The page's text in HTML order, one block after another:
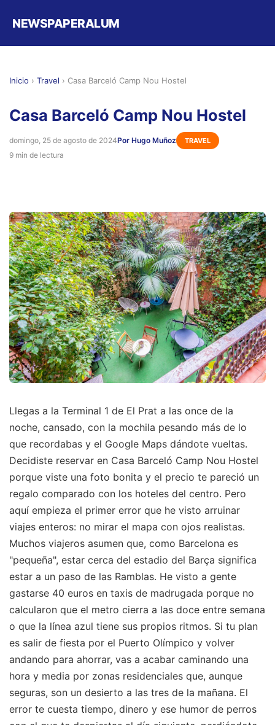
NEWSPAPERALUM
Inicio › Travel › Casa Barceló Camp Nou Hostel
Casa Barceló Camp Nou Hostel
domingo, 25 de agosto de 2024Por Hugo Muñoz TRAVEL
9 min de lectura
Llegas a la Terminal 1 de El Prat a las once de la
noche, cansado, con la mochila pesando más de lo
que recordabas y el Google Maps dándote vueltas.
Decidiste reservar en Casa Barceló Camp Nou Hostel
porque viste una foto bonita y el precio te pareció un
regalo comparado con los hoteles del centro. Pero
aquí empieza el primer error que he visto arruinar
viajes enteros: no mirar el mapa con ojos realistas.
Muchos viajeros asumen que, como Barcelona es
"pequeña", estar cerca del estadio del Barça significa
estar a un paso de las Ramblas. He visto a gente
gastarse 40 euros en taxis de madrugada porque no
calcularon que el metro cierra a las doce entre semana
o que la línea azul tiene sus propios ritmos. Si tu plan
es salir de fiesta por el Puerto Olímpico y volver
andando para ahorrar, vas a acabar caminando una
hora y media por zonas residenciales que, aunque
seguras, son un desierto a las tres de la mañana. El
error te cuesta tiempo, dinero y ese humor de perros